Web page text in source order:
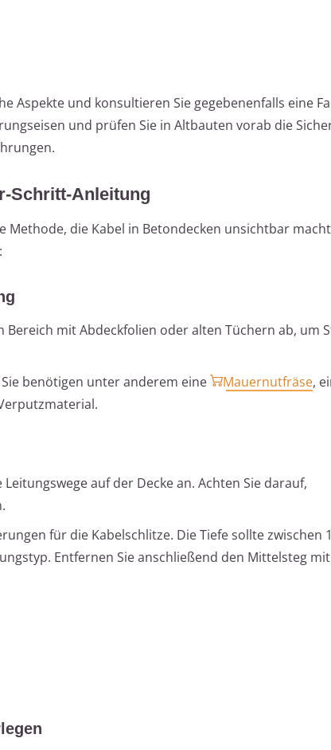
Aspekte und konsultieren Sie gegebenenfalls eine
und prüfen Sie in Altbauten vorab die
Schritt-Anleitung
die Kabel in Betondecken unsichtbar
Bereich mit Abdeckfolien oder alten Tüchern ab, um
Sie benötigen unter anderem eine Mauernutfräse,
Leitungswege auf der Decke an. Achten Sie darauf,
für die Kabelschlitze. Die Tiefe sollte zwischen
Entfernen Sie anschließend den Mittelsteg